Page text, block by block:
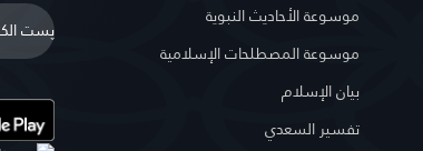
موسوعة الأحاديث النبوية
موسوعة المصطلحات الإسلامية
بيان الإسلام
تفسير السعدي